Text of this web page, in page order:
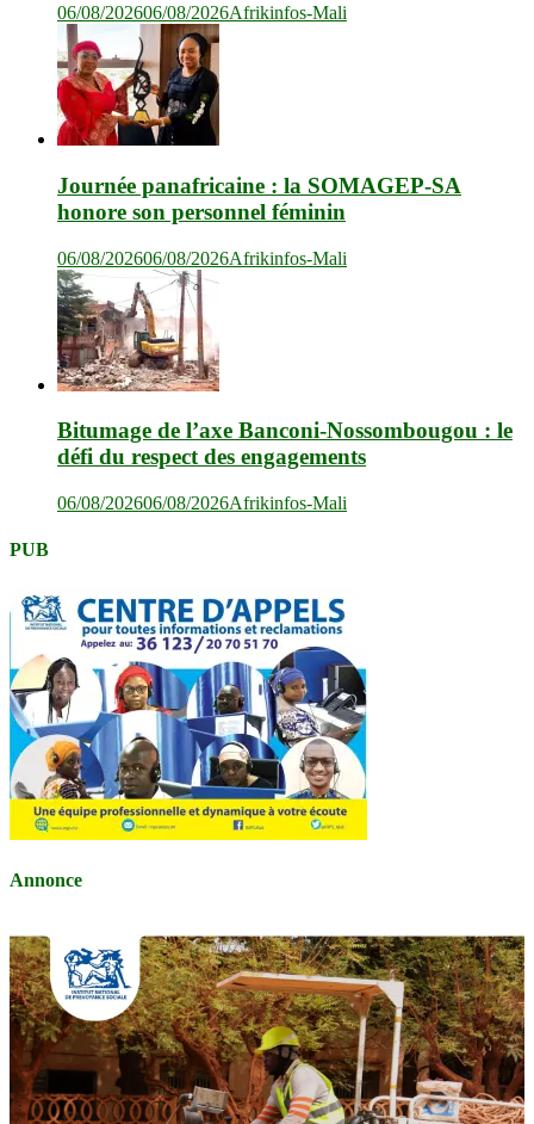
06/08/202606/08/2026Afrikinfos-Mali
Journée panafricaine : la SOMAGEP-SA
honore son personnel féminin
06/08/202606/08/2026Afrikinfos-Mali
Bitumage de l’axe Banconi-Nossombougou : le
défi du respect des engagements
06/08/202606/08/2026Afrikinfos-Mali
PUB
Annonce